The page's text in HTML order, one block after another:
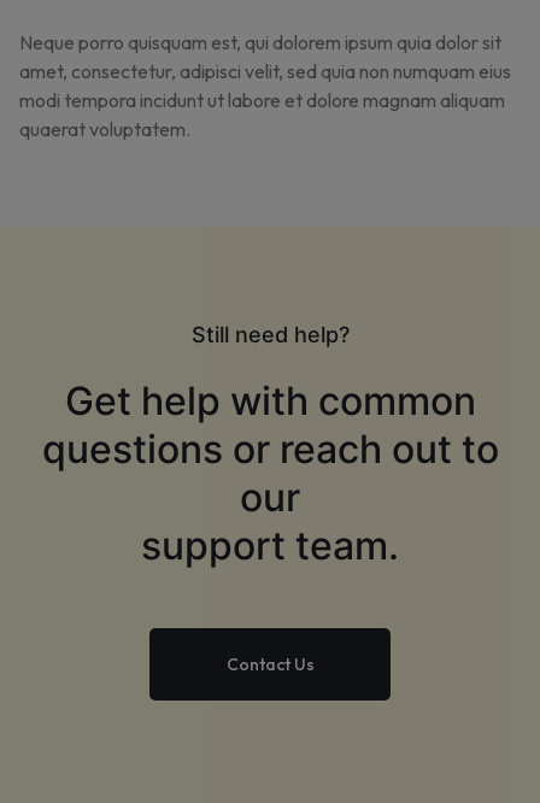
Neque porro quisquam est, qui dolorem ipsum quia dolor sit
amet, consectetur, adipisci velit, sed quia non numquam eius
modi tempora incidunt ut labore et dolore magnam aliquam
quaerat voluptatem.
Still need help?
Get help with common
questions or reach out to
our
support team.
Contact Us